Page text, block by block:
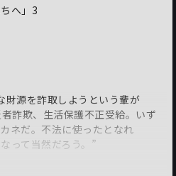
へ」3
源を詐取しようという輩が
詐欺、生活保護不正受給。いず
ネだ。不法に使ったとなれ
って当然だろう。”